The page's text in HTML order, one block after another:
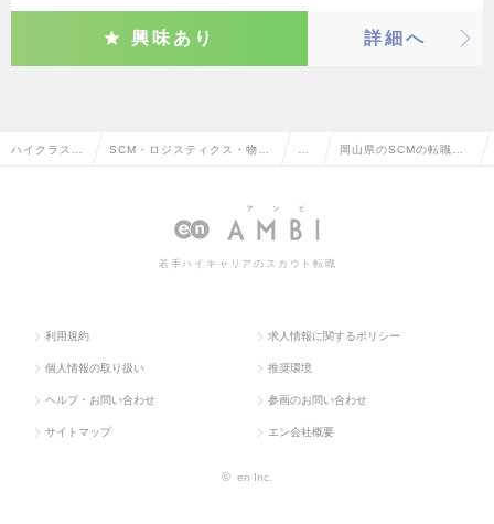
興味あり 詳細へ
ハイクラス求 SCM・ロジスティクス・物 SC 岡山県のSCMの転職・
若手ハイキャリアのスカウト転職
利用規約 求人情報に関するポリシー
個人情報の取り扱い 推奨環境
ヘルプ・お問い合わせ 参画のお問い合わせ
サイトマップ エン会社概要
© en Inc.